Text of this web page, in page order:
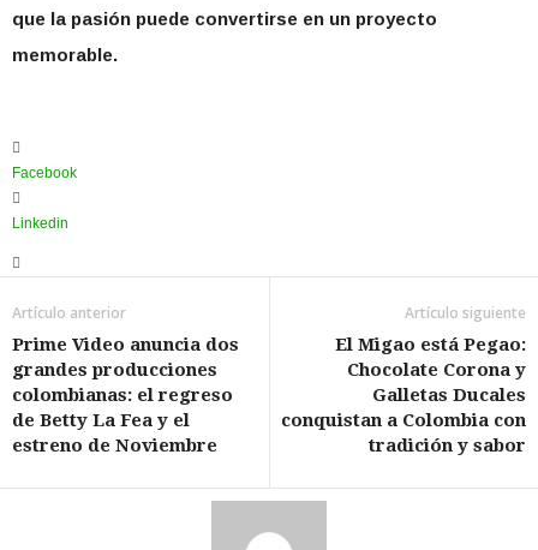
que la pasión puede convertirse en un proyecto
memorable.
Facebook
Linkedin
Artículo anterior
Prime Video anuncia dos
grandes producciones
colombianas: el regreso
de Betty La Fea y el
estreno de Noviembre
Artículo siguiente
El Migao está Pegao:
Chocolate Corona y
Galletas Ducales
conquistan a Colombia con
tradición y sabor